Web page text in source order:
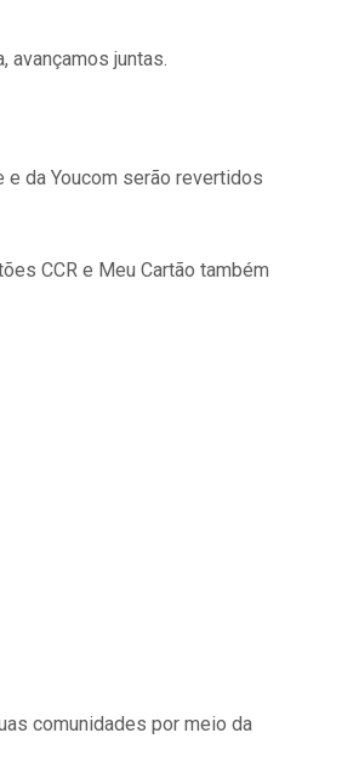
avançamos juntas.
e da Youcom serão revertidos
CCR e Meu Cartão também
comunidades por meio da